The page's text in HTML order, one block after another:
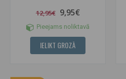
12,95€ 9,95€
Pieejams noliktavā
IELIKT GROZĀ